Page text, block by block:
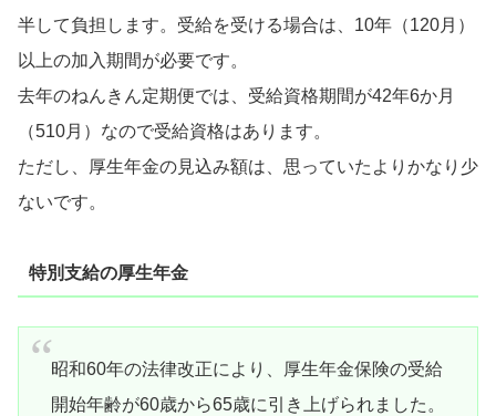
半して負担します。受給を受ける場合は、10年（120月）
以上の加入期間が必要です。
去年のねんきん定期便では、受給資格期間が42年6か月
（510月）なので受給資格はあります。
ただし、厚生年金の見込み額は、思っていたよりかなり少
ないです。
特別支給の厚生年金
昭和60年の法律改正により、厚生年金保険の受給
開始年齢が60歳から65歳に引き上げられました。